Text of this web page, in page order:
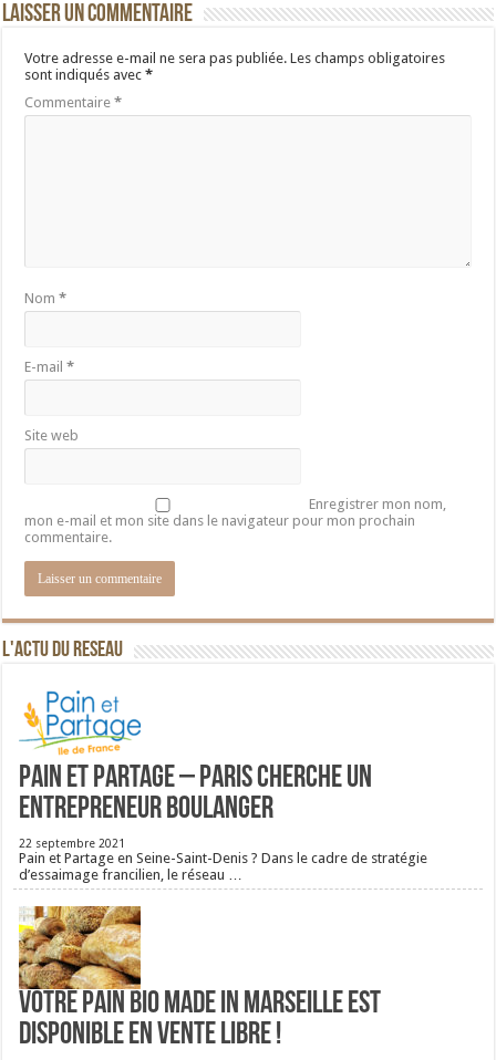
Laisser un commentaire
Votre adresse e-mail ne sera pas publiée. Les champs obligatoires
sont indiqués avec*
Commentaire*
Nom*
E-mail*
Site web
Enregistrer mon nom,
mon e-mail et mon site dans le navigateur pour mon prochain
commentaire.
L'ACTU DU RESEAU
Pain et Partage – Paris cherche un
entrepreneur boulanger
22 septembre 2021
Pain et Partage en Seine-Saint-Denis ? Dans le cadre de stratégie
d’essaimage francilien, le réseau …
Votre pain bio Made in Marseille est
disponible en vente libre !